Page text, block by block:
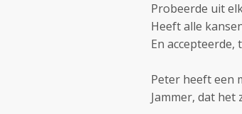
Probeerde uit
Heeft alle
En
Peter heeft een
Jammer, dat het